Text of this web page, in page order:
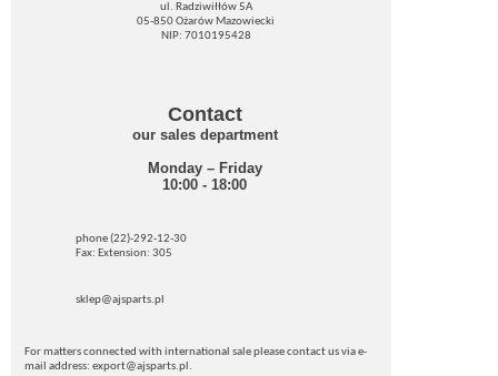
ul. Radziwiłłów 5A
05-850 Ożarów Mazowiecki
NIP: 7010195428
Contact
our sales department
Monday – Friday
10:00 - 18:00
phone (22)-292-12-30
Fax: Extension: 305
sklep@ajsparts.pl
For matters connected with international sale please contact us via e-
mail address: export@ajsparts.pl.